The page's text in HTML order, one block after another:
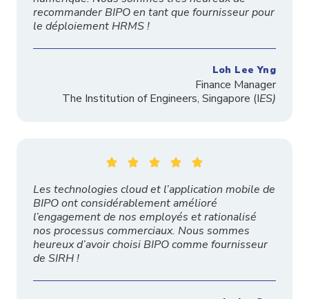
recommander BIPO en tant que fournisseur pour
le déploiement HRMS !
Loh Lee Yng
Finance Manager
The Institution of Engineers, Singapore (IES)
    
Les technologies cloud et l’application mobile de
BIPO ont considérablement amélioré
l’engagement de nos employés et rationalisé
nos processus commerciaux. Nous sommes
heureux d’avoir choisi BIPO comme fournisseur
de SIRH !